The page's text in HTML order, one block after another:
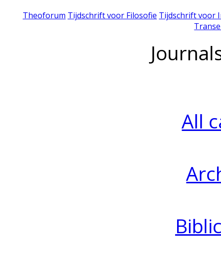
Theoforum Tijdschrift voor Filosofie Tijdschrift voor
All